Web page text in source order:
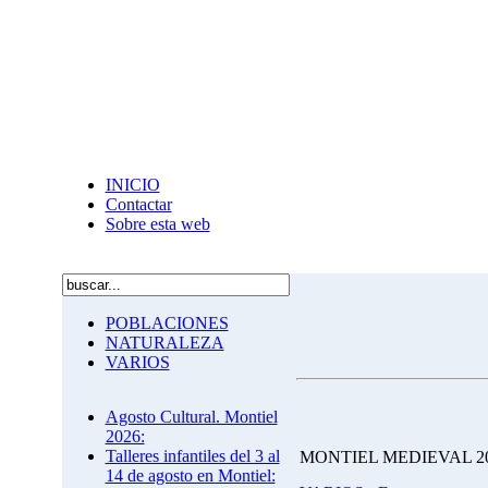
INICIO
Contactar
Sobre esta web
POBLACIONES
NATURALEZA
VARIOS
Agosto Cultural. Montiel
2026:
Talleres infantiles del 3 al
14 de agosto en Montiel:
MONTIEL MEDIEVAL